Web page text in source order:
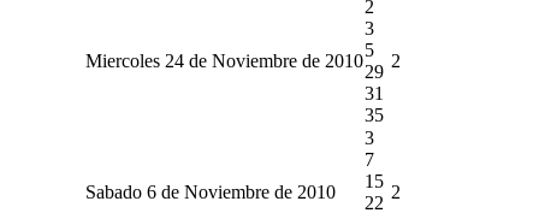
Miercoles 24 de Noviembre de 2010
2
3
5
29
31
35
2
Sabado 6 de Noviembre de 2010
3
7
15
22
2